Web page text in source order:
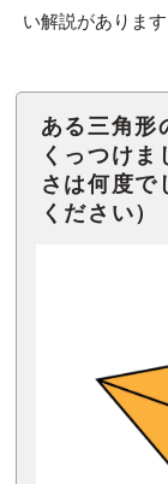
い解説があります
ある三角形
くっつけま
さは何度で
ください）